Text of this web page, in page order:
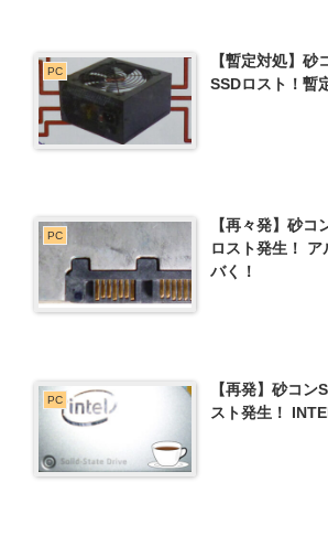
PC
【暫定対処】
SSDロスト！暫
PC
【再々発】砂
ロスト発生！
バく！
PC
【再発】砂コ
スト発生！